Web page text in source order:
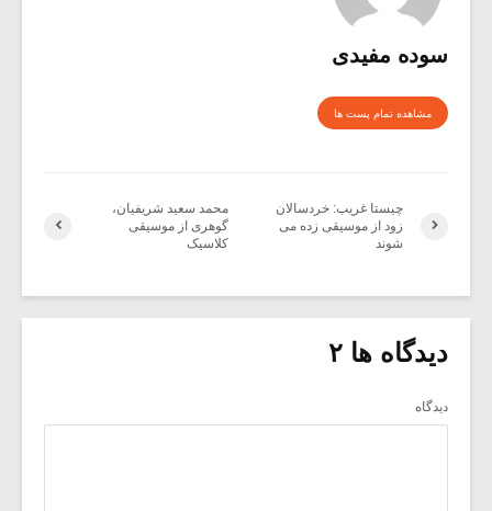
سوده مفیدی
مشاهده تمام پست ها
محمد سعید شریفیان،
گوهری از موسیقی
کلاسیک
چیستا غریب: خردسالان
زود از موسیقی زده می
شوند
دیدگاه ها ۲
دیدگاه